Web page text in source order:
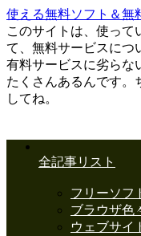
使える無料ソフト＆無
このサイトは、使って
て、無料サービスにつ
有料サービスに劣らな
たくさんあるんです。
してね。
全記事リスト
フリーソフ
ブラウザ色
ウェブサイ